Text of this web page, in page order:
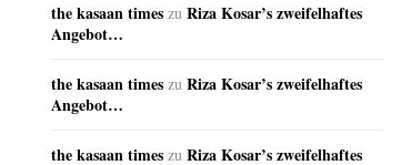
the kasaan times zu Riza Kosar’s zweifelhaftes
Angebot…
the kasaan times zu Riza Kosar’s zweifelhaftes
Angebot…
the kasaan times zu Riza Kosar’s zweifelhaftes